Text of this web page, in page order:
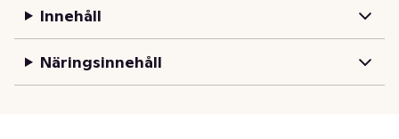
Innehåll
Näringsinnehåll